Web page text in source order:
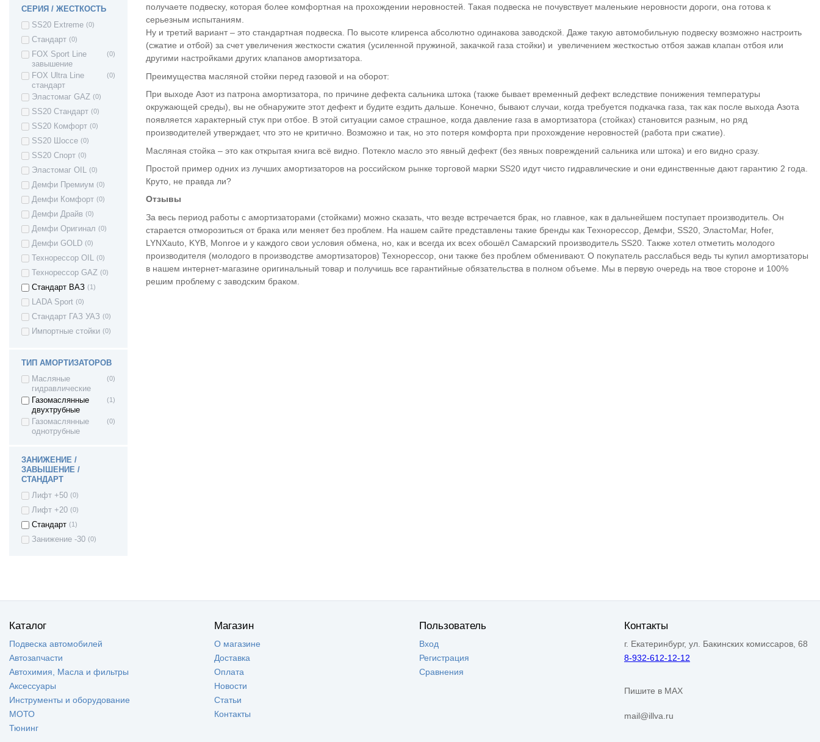
Жигули
Жигули
ВАЗ 2105 -
ВАЗ 2106 -
Жигули
(0)
ВАЗ 2107 -
Жигули
(0)
ВАЗ 2121 - Нива
4х4 3дв.
ВАЗ 21213 Нива (0)
ВАЗ 21214 (4x4)
Lada 4x4 URBAN
LADA Niva Travel
ВАЗ 2131 - Нива
4х4 5дв
ВАЗ 2123 - Нива II (0)
ВАЗ 21236 -
Chevrolet Niva
ВАЗ 2108 - Лада/
Спутник/ Самара1
ВАЗ 2109 - Лада/
Спутник/ Самара1
(0)
ВАЗ 21099 - Лада/
Самара1
ВАЗ 2113 - Лада
Самара II 3дв.
ВАЗ 2114 - Лада
(0)
ВАЗ 2115 - Лада
Самара II седан
(0)
ВАЗ 2110 - Лада
110
ВАЗ 2111 - Лада
111
ВАЗ 2112 - Лада
Надежда
ВАЗ 2170 - Приора
седан
ВАЗ 21708 -
ВАЗ 2171 - Приора
универсал
ВАЗ 2172 - Приора
ВАЗ 21928 - Kalina (0)
ВАЗ 21905 -
Гранта седан
(Sport)
хетчбек (лифтбек)
ВАЗ 2192 - Kalina
II Хэтчбек
(0)
Lada Kalina 2
Granta FL (2194)
Cross
ВАЗ 1111 - Ока
СЕРИЯ / ЖЕСТКОСТЬ
SS20 Extreme (0)
Стандарт (0)
FOX Sport Line
завышение
(0)
FOX Ultra Line
стандарт
(0)
Эластомаг GAZ (0)
SS20 Стандарт (0)
SS20 Комфорт (0)
SS20 Шоссе (0)
SS20 Спорт (0)
Эластомаг OIL (0)
Демфи Премиум (0)
Демфи Комфорт (0)
Демфи Драйв (0)
Демфи Оригинал (0)
Демфи GOLD (0)
Технорессор OIL (0)
Технорессор GAZ (0)
Стандарт ВАЗ (1)
LADA Sport (0)
Стандарт ГАЗ УАЗ (0)
Импортные стойки (0)
ТИП АМОРТИЗАТОРОВ
Масляные
гидравлические
(0)
Газомаслянные
двухтрубные
(1)
Газомаслянные
однотрубные
(0)
ЗАНИЖЕНИЕ /
ЗАВЫШЕНИЕ /
СТАНДАРТ
Лифт +50 (0)
Лифт +20 (0)
Стандарт (1)
Занижение -30 (0)
получаете подвеску, которая более комфортная на прохождении неровностей. Такая подвеска не почувствует маленькие неровности дороги, она готова к
серьезным испытаниям.
Ну и третий вариант – это стандартная подвеска. По высоте клиренса абсолютно одинакова заводской. Даже такую автомобильную подвеску возможно настроить
(сжатие и отбой) за счет увеличения жесткости сжатия (усиленной пружиной, закачкой газа стойки) и увеличением жесткостью отбоя зажав клапан отбоя или
другими настройками других клапанов амортизатора.
Преимущества масляной стойки перед газовой и на оборот:
При выходе Азот из патрона амортизатора, по причине дефекта сальника штока (также бывает временный дефект вследствие понижения температуры
окружающей среды), вы не обнаружите этот дефект и будите ездить дальше. Конечно, бывают случаи, когда требуется подкачка газа, так как после выхода Азота
появляется характерный стук при отбое. В этой ситуации самое страшное, когда давление газа в амортизатора (стойках) становится разным, но ряд
производителей утверждает, что это не критично. Возможно и так, но это потеря комфорта при прохождение неровностей (работа при сжатие).
Масляная стойка – это как открытая книга всё видно. Потекло масло это явный дефект (без явных повреждений сальника или штока) и его видно сразу.
Простой пример одних из лучших амортизаторов на российском рынке торговой марки SS20 идут чисто гидравлические и они единственные дают гарантию 2 года.
Круто, не правда ли?
Отзывы
За весь период работы с амортизаторами (стойками) можно сказать, что везде встречается брак, но главное, как в дальнейшем поступает производитель. Он
старается отморозиться от брака или меняет без проблем. На нашем сайте представлены такие бренды как Технорессор, Демфи, SS20, ЭластоМаг, Hofer,
LYNXauto, KYB, Monroe и у каждого свои условия обмена, но, как и всегда их всех обошёл Самарский производитель SS20. Также хотел отметить молодого
производителя (молодого в производстве амортизаторов) Технорессор, они также без проблем обменивают. О покупатель расслабься ведь ты купил амортизаторы
в нашем интернет-магазине оригинальный товар и получишь все гарантийные обязательства в полном объеме. Мы в первую очередь на твое стороне и 100%
решим проблему с заводским браком.
Каталог
Подвеска автомобилей
Автозапчасти
Автохимия, Масла и фильтры
Аксессуары
Инструменты и оборудование
МОТО
Тюнинг
Магазин
О магазине
Доставка
Оплата
Новости
Статьи
Контакты
Пользователь
Вход
Регистрация
Сравнения
Контакты
г. Екатеринбург, ул. Бакинских комиссаров, 68
8-932-612-12-12
Пишите в MAX
mail@illva.ru